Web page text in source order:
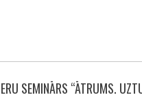
SEMINĀRS “ĀTRUMS.